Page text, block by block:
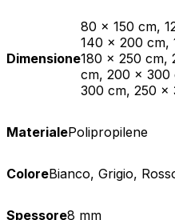
Dimensione
80 x 150 cm,
140 x 200 cm,
180 x 250 cm,
cm, 200 x 300
300 cm, 250 x
MaterialePolipropilene
ColoreBianco, Grigio,
Spessore8 mm